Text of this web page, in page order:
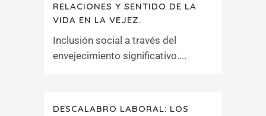
RELACIONES Y SENTIDO DE LA
VIDA EN LA VEJEZ.
Inclusión social a través del
envejecimiento significativo....
DESCALABRO LABORAL: LOS